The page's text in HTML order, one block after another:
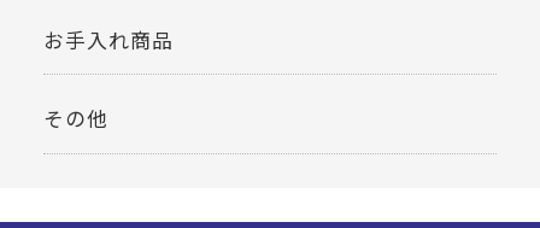
お手入れ商品
その他